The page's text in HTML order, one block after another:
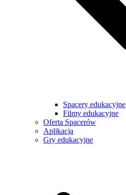
Spacery edukacyjne
Filmy edukacyjne
Oferta Spacerów
Aplikacja
Gry edukacyjne